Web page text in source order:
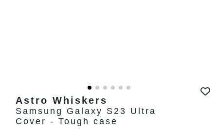
Astro Whiskers
Samsung Galaxy S23 Ultra
Cover - Tough case